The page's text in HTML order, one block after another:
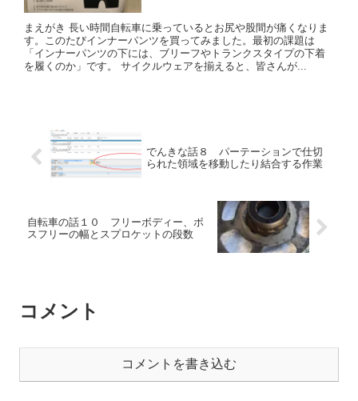
まえがき 長い時間自転車に乗っているとお尻や股間が痛くなりま
す。このたびインナーパンツを買ってみました。最初の課題は
「インナーパンツの下には、ブリーフやトランクスタイプの下着
を履くのか」です。 サイクルウェアを揃えると、皆さんが...
でんきな話８ パーテーションで仕切
られた領域を移動したり結合する作業
自転車の話１０ フリーボディー、ボ
スフリーの幅とスプロケットの段数
コメント
コメントを書き込む